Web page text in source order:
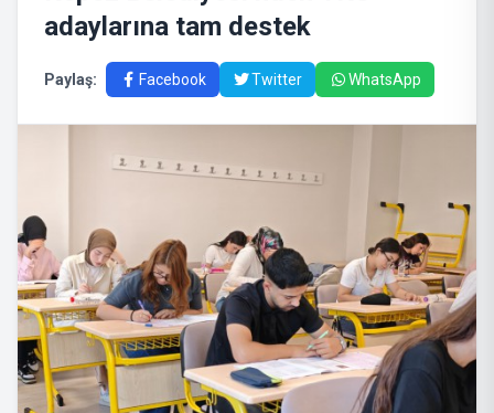
adaylarına tam destek
Paylaş: Facebook Twitter WhatsApp